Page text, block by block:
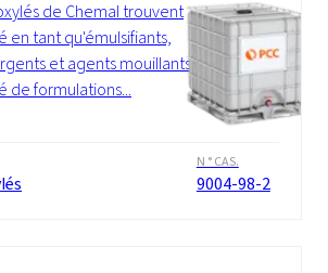
de Chemal trouvent
en tant qu'émulsifiants,
et agents mouillants
de formulations...
N ° CAS.
9004-98-2